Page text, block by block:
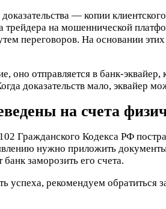
— копии
трейдера на мошеннической
переговоров. На основании
оно отправляется в банк-
доказательств мало, эквайер
на счета
Гражданского Кодекса РФ
нужно приложить
заморозить его счета.
успеха, рекомендуем